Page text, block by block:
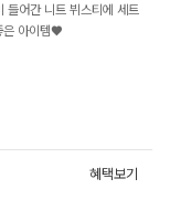
들어간 니트 뷔스티에 세트
은 아이템♥
혜택보기